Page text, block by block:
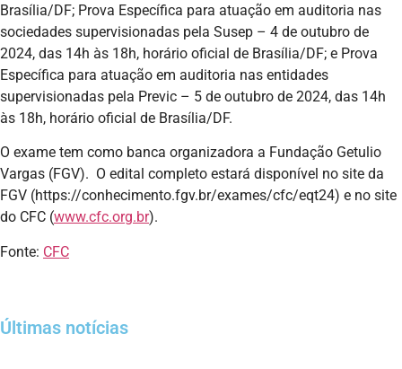
Brasília/DF; Prova Específica para atuação em auditoria nas
sociedades supervisionadas pela Susep – 4 de outubro de
2024, das 14h às 18h, horário oficial de Brasília/DF; e Prova
Específica para atuação em auditoria nas entidades
supervisionadas pela Previc – 5 de outubro de 2024, das 14h
às 18h, horário oficial de Brasília/DF.
O exame tem como banca organizadora a Fundação Getulio
Vargas (FGV). O edital completo estará disponível no site da
FGV (https://conhecimento.fgv.br/exames/cfc/eqt24) e no site
do CFC (www.cfc.org.br).
Fonte: CFC
Últimas notícias